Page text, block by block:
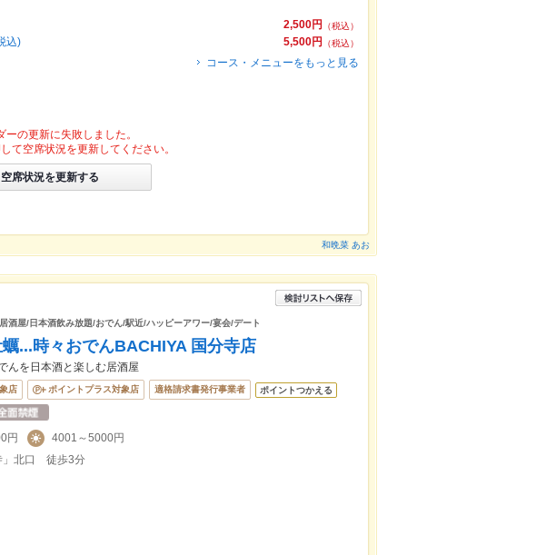
2,500円
（税込）
5,500円
（税込）
込)
コース・メニューをもっと見る
ーの更新に失敗しました。
て空席状況を更新してください。
空席状況を更新する
和晩菜 あお
酒屋/日本酒飲み放題/おでん/駅近/ハッピーアワー/宴会/デート
蠣...時々おでんBACHIYA 国分寺店
んを日本酒と楽しむ居酒屋
店 ポイントプラス対象店 適格請求書発行事業者 ポイントつかえる
円
4001～5000円
」北口 徒歩3分